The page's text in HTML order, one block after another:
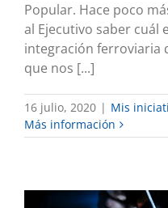
Popular. Hace poco
al Ejecutivo saber cuál
integración ferroviaria
que nos [...]
16 julio, 2020 | Mis
Más información